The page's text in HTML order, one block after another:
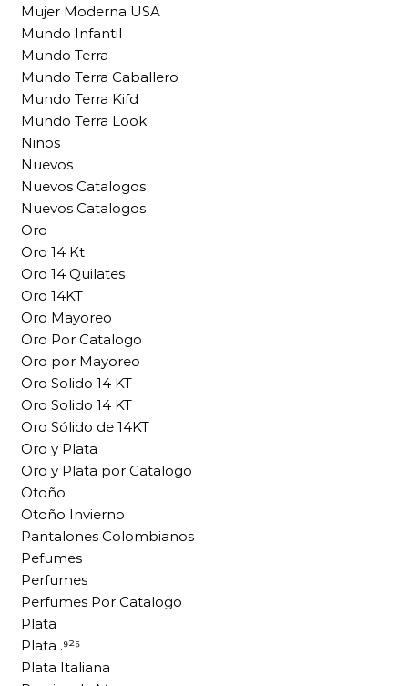
Mujer Moderna USA
Mundo Infantil
Mundo Terra
Mundo Terra Caballero
Mundo Terra Kifd
Mundo Terra Look
Ninos
Nuevos
Nuevos Catalogos
Nuevos Catalogos
Oro
Oro 14 Kt
Oro 14 Quilates
Oro 14KT
Oro Mayoreo
Oro Por Catalogo
Oro por Mayoreo
Oro Solido 14 KT
Oro Solido 14 KT
Oro Sólido de 14KT
Oro y Plata
Oro y Plata por Catalogo
Otoño
Otoño Invierno
Pantalones Colombianos
Pefumes
Perfumes
Perfumes Por Catalogo
Plata
Plata .⁹²⁵
Plata Italiana